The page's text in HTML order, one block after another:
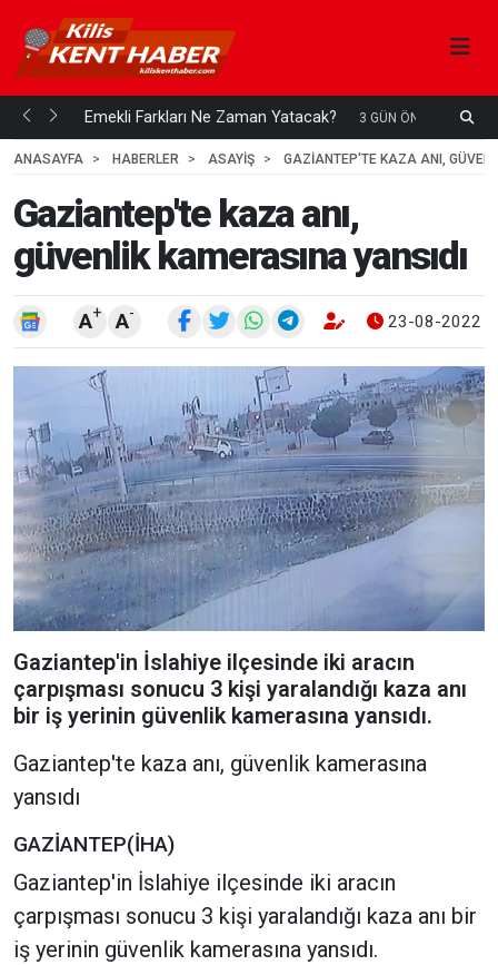
mi... Emekli Farkları Ne Zaman Yatacak? 3 GÜN ÖNCE
ANASAYFA
HABERLER ASAYİŞ GAZIANTEP'TE KAZA ANI,
Gaziantep'te kaza anı,
güvenlik kamerasına yansıdı
A+ A- 23-08-2022
Gaziantep'in İslahiye ilçesinde iki aracın
çarpışması sonucu 3 kişi yaralandığı kaza anı
bir iş yerinin güvenlik kamerasına yansıdı.
Gaziantep'te kaza anı, güvenlik kamerasına
yansıdı
GAZİANTEP(İHA)
Gaziantep'in İslahiye ilçesinde iki aracın
çarpışması sonucu 3 kişi yaralandığı kaza anı bir
iş yerinin güvenlik kamerasına yansıdı.